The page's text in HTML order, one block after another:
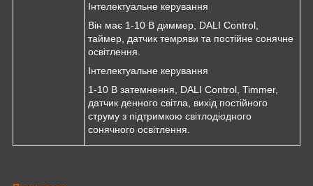
Інтелектуальне керування
Він має 1-10 В диммер, DALI Control,
таймер, датчик темряви та постійне сонячне
освітлення.
Інтелектуальне керування
1-10 В затемнення, DALI Control, Timmer,
датчик денного світла, вихід постійного
струму з підтримкою світлодіодного
сонячного освітлення.